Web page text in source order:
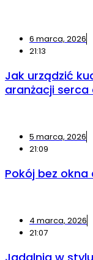
6 marca, 2026
21:13
Jak urządzić
aranżacji serca
5 marca, 2026
21:09
Pokój bez
4 marca, 2026
21:07
Jadalnia w